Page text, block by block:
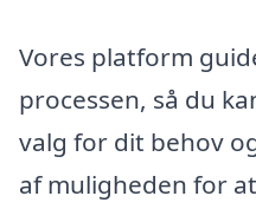
Vores platform
processen, så du
valg for dit behov
af muligheden for